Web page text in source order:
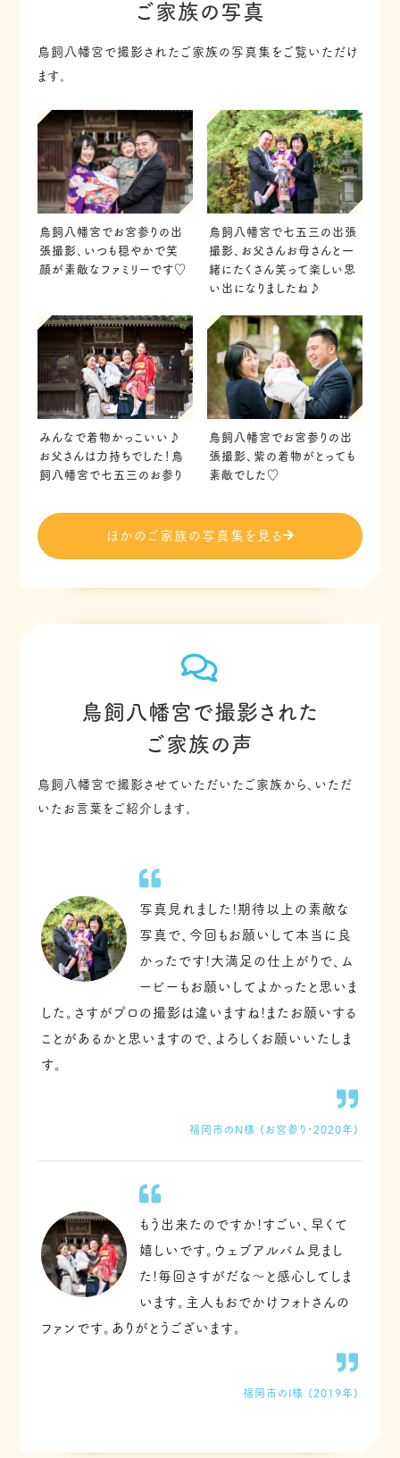
ご家族の写真
鳥飼八幡宮で撮影されたご家族の写真集をご覧いただけ
ます。
鳥飼八幡宮でお宮参りの出
張撮影、いつも穏やかで笑
顔が素敵なファミリーです♡
鳥飼八幡宮で七五三の出張
撮影、お父さんお母さんと一
緒にたくさん笑って楽しい思
い出になりましたね♪
みんなで着物かっこいい♪
お父さんは力持ちでした！鳥
飼八幡宮で七五三のお参り
鳥飼八幡宮でお宮参りの出
張撮影、紫の着物がとっても
素敵でした♡
ほかのご家族の写真集を見る
鳥飼八幡宮で撮影された
ご家族の声
鳥飼八幡宮で撮影させていただいたご家族から、いただ
いたお言葉をご紹介します。
写真見れました!期待以上の素敵な
写真で、今回もお願いして本当に良
かったです!大満足の仕上がりで、ム
ービーもお願いしてよかったと思いま
した。さすがプロの撮影は違いますね!またお願いする
ことがあるかと思いますので、よろしくお願いいたしま
す。
福岡市のN様 (お宮参り・2020年)
もう出来たのですか!すごい、早くて
嬉しいです。ウェブアルバム見まし
た!毎回さすがだな〜と感心してしま
います。主人もおでかけフォトさんの
ファンです。ありがとうございます。
福岡市のI様 (2019年)